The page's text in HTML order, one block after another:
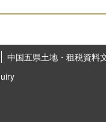
中国五県土地・租税資料